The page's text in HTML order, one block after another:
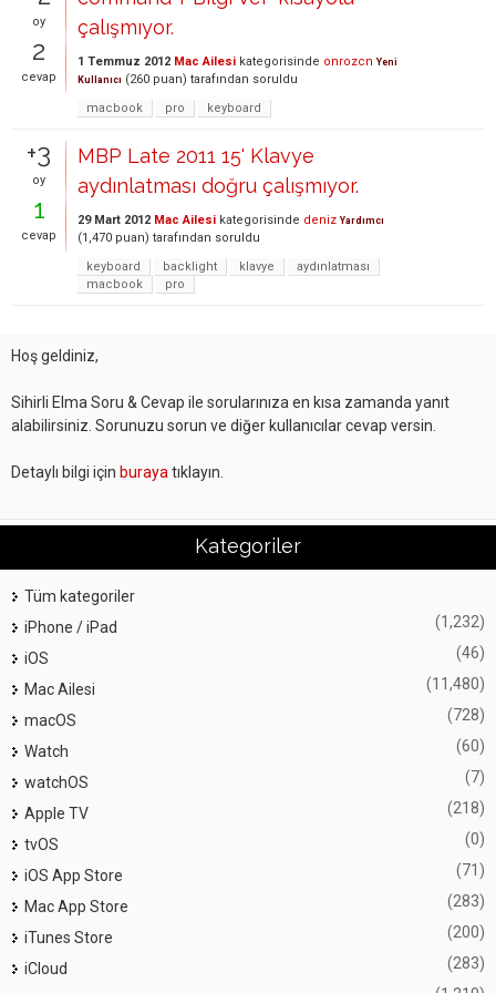
oy
2
cevap
çalışmıyor.
1 Temmuz 2012 Mac Ailesi kategorisinde onrozcn Yeni
Kullanıcı (260 puan) tarafından soruldu
macbook
pro keyboard
+3
oy
1
cevap
MBP Late 2011 15' Klavye
aydınlatması doğru çalışmıyor.
29 Mart 2012 Mac Ailesi kategorisinde deniz Yardımcı
(1,470 puan) tarafından soruldu
keyboard
backlight klavye
aydınlatması
macbook
pro
Hoş geldiniz,
Sihirli Elma Soru & Cevap ile sorularınıza en kısa zamanda yanıt
alabilirsiniz. Sorunuzu sorun ve diğer kullanıcılar cevap versin.
Detaylı bilgi için buraya tıklayın.
Kategoriler
Tüm kategoriler
iPhone / iPad
(1,232)
iOS (46)
Mac Ailesi (11,480)
macOS (728)
Watch (60)
watchOS (7)
Apple TV (218)
tvOS (0)
iOS App Store (71)
Mac App Store (283)
iTunes Store (200)
iCloud (283)